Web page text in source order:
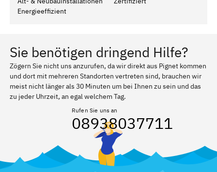
Energieeffizient
Sie benötigen dringend Hilfe?
Zögern Sie nicht uns anzurufen, da wir direkt aus Pignet kommen
und dort mit mehreren Standorten vertreten sind, brauchen wir
meist nicht länger als 30 Minuten um bei Ihnen zu sein und das
zu jeder Uhrzeit, an egal welchem Tag.
Rufen Sie uns an
08938037711